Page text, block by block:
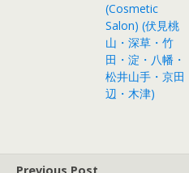
(Cosmetic
Salon) (伏見桃
山・深草・竹
田・淀・八幡・
松井山手・京田
辺・木津)